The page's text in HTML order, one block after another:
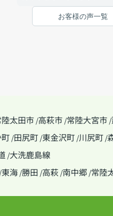
お客様の声一覧
太田市/高萩市 /常陸大宮市 /
/田尻町 /東金沢町 /川尻町 /
/大洗鹿島線
/東海 /勝田 /高萩 /南中郷 /常陸